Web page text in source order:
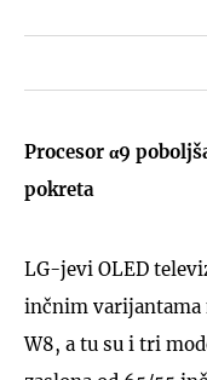
Procesor α9
pokreta
LG-jevi OLED
inčnim varijantama
W8, a tu su i tri